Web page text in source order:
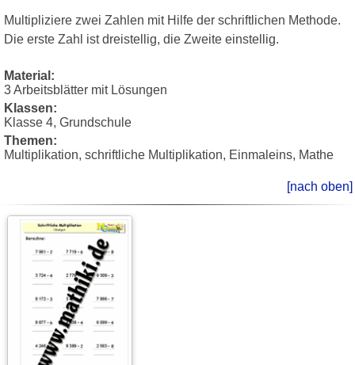
Multipliziere zwei Zahlen mit Hilfe der schriftlichen Methode.
Die erste Zahl ist dreistellig, die Zweite einstellig.
Material:
3 Arbeitsblätter mit Lösungen
Klassen:
Klasse 4, Grundschule
Themen:
Multiplikation, schriftliche Multiplikation, Einmaleins, Mathe
[nach oben]